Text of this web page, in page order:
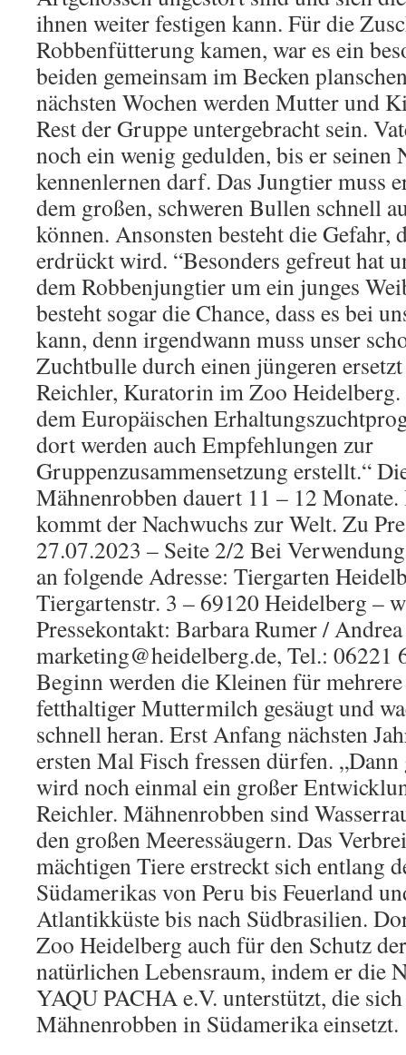
ihnen weiter festigen kann. Für die
Robbenfütterung kamen, war es ein
beiden gemeinsam im Becken
nächsten Wochen werden Mutter und
Rest der Gruppe untergebracht sein.
noch ein wenig gedulden, bis er seinen
kennenlernen darf. Das Jungtier muss
dem großen, schweren Bullen schnell
können. Ansonsten besteht die Gefahr,
erdrückt wird. “Besonders gefreut hat
dem Robbenjungtier um ein junges
besteht sogar die Chance, dass es bei
kann, denn irgendwann muss unser
Zuchtbulle durch einen jüngeren
Reichler, Kuratorin im Zoo
dem Europäischen
dort werden auch Empfehlungen zur
Gruppenzusammensetzung erstellt.“
Mähnenrobben dauert 11 – 12
kommt der Nachwuchs zur Welt. Zu
27.07.2023 – Seite 2/2 Bei
an folgende Adresse: Tiergarten
Tiergartenstr. 3 – 69120 Heidelberg –
Pressekontakt: Barbara Rumer /
marketing@heidelberg.de, Tel.: 06221
Beginn werden die Kleinen für
fetthaltiger Muttermilch gesäugt und
schnell heran. Erst Anfang nächsten
ersten Mal Fisch fressen dürfen.
wird noch einmal ein großer
Reichler. Mähnenrobben sind
den großen Meeressäugern. Das
mächtigen Tiere erstreckt sich entlang
Südamerikas von Peru bis Feuerland
Atlantikküste bis nach Südbrasilien.
Zoo Heidelberg auch für den Schutz
natürlichen Lebensraum, indem er die
YAQU PACHA e.V. unterstützt, die
Mähnenrobben in Südamerika einsetzt.